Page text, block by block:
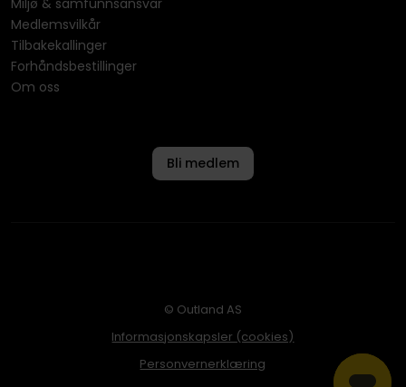
Medlemsvilkår
Tilbakekallinger
Forhåndsbestillinger
Om oss
Bli medlem
© Outland AS
Informasjonskapsler (cookies)
Personvernerklæring